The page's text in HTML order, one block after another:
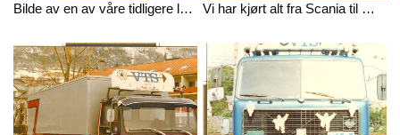
Bilde av en av våre tidligere lastebiler i aksjon på fraktoppdrag. Vi har kjørt alt fra Scania til Mercedes, og har opparbeidet en solid erfaring med de aller fleste lastebiler.